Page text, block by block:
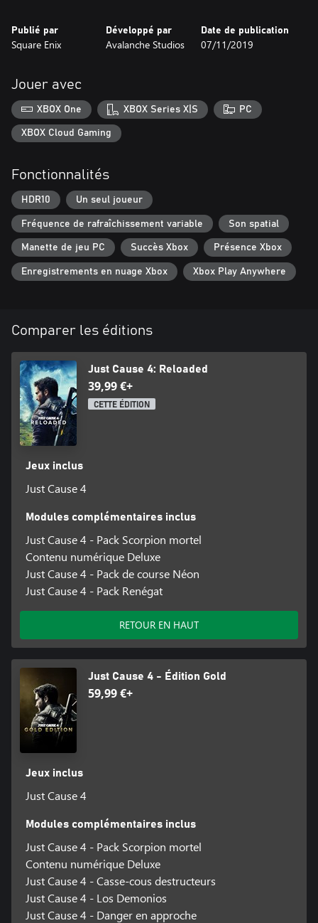
Publié par
Square Enix
Développé par
Avalanche Studios
Date de publication
07/11/2019
Jouer avec
XBOX One XBOX Series X|S PC
XBOX Cloud Gaming
Fonctionnalités
HDR10 Un seul joueur
Fréquence de rafraîchissement variable Son spatial
Manette de jeu PC Succès Xbox Présence Xbox
Enregistrements en nuage Xbox Xbox Play Anywhere
Comparer les éditions
Just Cause 4: Reloaded
39,99 €+
CETTE ÉDITION
Jeux inclus
Just Cause 4
Modules complémentaires inclus
Just Cause 4 - Pack Scorpion mortel
Contenu numérique Deluxe
Just Cause 4 - Pack de course Néon
Just Cause 4 - Pack Renégat
RETOUR EN HAUT
Just Cause 4 - Édition Gold
59,99 €+
Jeux inclus
Just Cause 4
Modules complémentaires inclus
Just Cause 4 - Pack Scorpion mortel
Contenu numérique Deluxe
Just Cause 4 - Casse-cous destructeurs
Just Cause 4 - Los Demonios
Just Cause 4 - Danger en approche